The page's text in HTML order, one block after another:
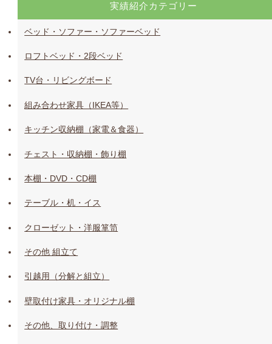
実績紹介カテゴリー
ベッド・ソファー・ソファーベッド
ロフトベッド・2段ベッド
TV台・リビングボード
組み合わせ家具（IKEA等）
キッチン収納棚（家電＆食器）
チェスト・収納棚・飾り棚
本棚・DVD・CD棚
テーブル・机・イス
クローゼット・洋服箪笥
その他 組立て
引越用（分解と組立）
壁取付け家具・オリジナル棚
その他、取り付け・調整